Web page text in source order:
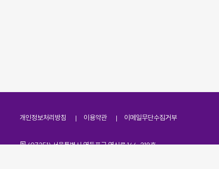
개인정보처리방침 이용약관 이메일무단수집거부
주소
(07251) 서울특별시 영등포구 영신로 166, 319호